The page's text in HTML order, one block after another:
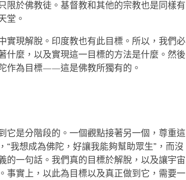
限於佛教徒。基督教和其他的宗教也是同樣有
堂。
實現解脫。印度教也有此目標。所以，我們必
什麼，以及實現這一目標的方法是什麼。然後
作為目標——這是佛教所獨有的。
它是分階段的。一個觀點接著另一個，尊重這
“我想成為佛陀，好讓我能夠幫助眾生”，而沒
的一句話。我們真的目標於解脫，以及讓宇宙
事實上，以此為目標以及真正做到它，需要一